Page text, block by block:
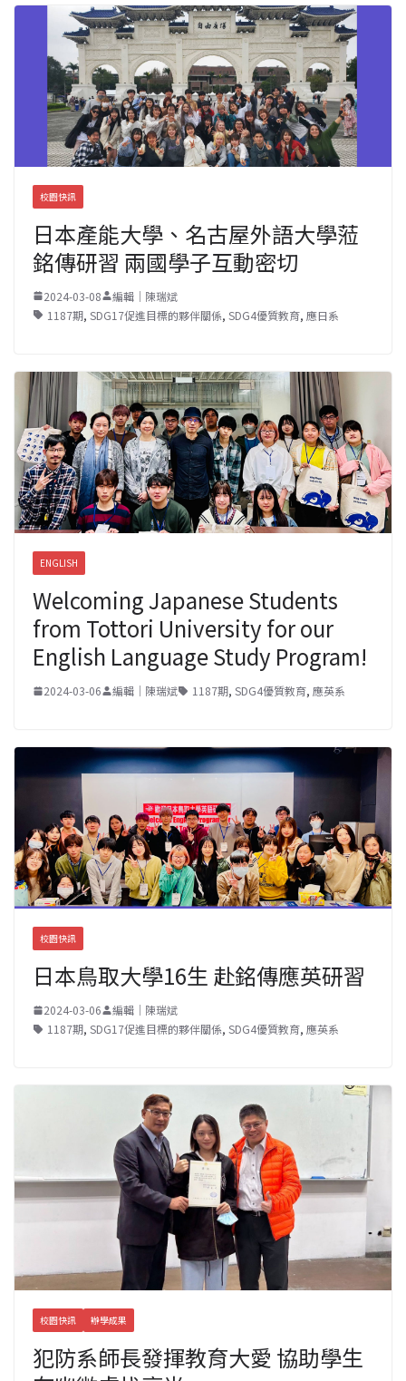
校園快訊
日本產能大學、名古屋外語大學蒞
銘傳研習 兩國學子互動密切
2024-03-08
編輯｜陳瑞斌
1187期, SDG17促進目標的夥伴關係, SDG4優質教育, 應日系
ENGLISH
Welcoming Japanese Students
from Tottori University for our
English Language Study Program!
2024-03-06 編輯｜陳瑞斌 1187期, SDG4優質教育, 應英系
校園快訊
日本鳥取大學16生 赴銘傳應英研習
2024-03-06
編輯｜陳瑞斌
1187期, SDG17促進目標的夥伴關係, SDG4優質教育, 應英系
校園快訊 辦學成果
犯防系師長發揮教育大愛 協助學生